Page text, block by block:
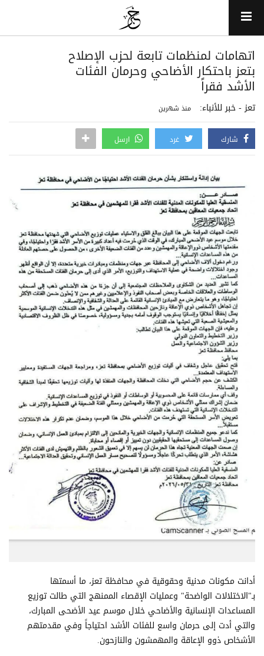
اتهامات لمنظمات تابعة لحزب الإصلاح
بتعز باحتكار الأضاحي وحرمان الفئات
الأشد فقراً
تعز - خبر للأنباء: منذ شهرين
شارك غرد ارسل
أدانت مكونات مدنية وحقوقية في محافظة تعز، ما أسمتها
بـ"الاختلالات الواضحة" وعمليات الإقصاء الممنهج التي طالت توزيع
المساعدات الإنسانية والأضاحي خلال موسم عيد الأضحى المبارك،
والتي أدت إلى حرمان واسع للفئات الأشد احتياجاً وفي مقدمتهم
الأشخاص ذوو الإعاقة والمهمشون والنازحون.